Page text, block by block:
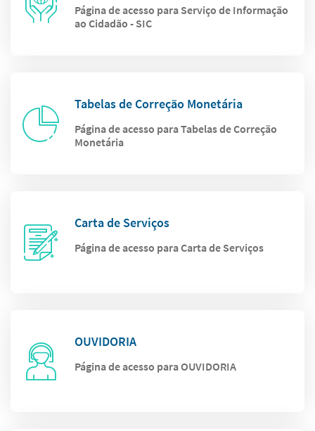
Página de acesso para Serviço de Informação
ao Cidadão - SIC
Tabelas de Correção Monetária
Página de acesso para Tabelas de Correção
Monetária
Carta de Serviços
Página de acesso para Carta de Serviços
OUVIDORIA
Página de acesso para OUVIDORIA